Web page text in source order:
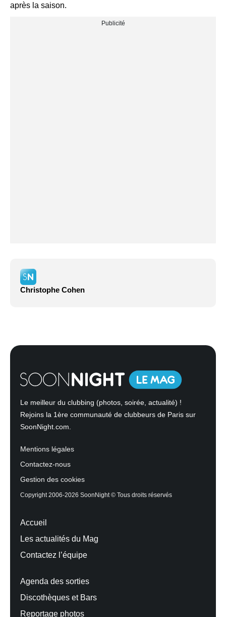
après la saison.
Christophe Cohen
Le meilleur du clubbing (photos, soirée, actualité) !
Rejoins la 1ère communauté de clubbeurs de Paris sur
SoonNight.com.
Mentions légales
Contactez-nous
Gestion des cookies
Copyright 2006-2026 SoonNight © Tous droits réservés
Accueil
Les actualités du Mag
Contactez l’équipe
Agenda des sorties
Discothèques et Bars
Reportage photos